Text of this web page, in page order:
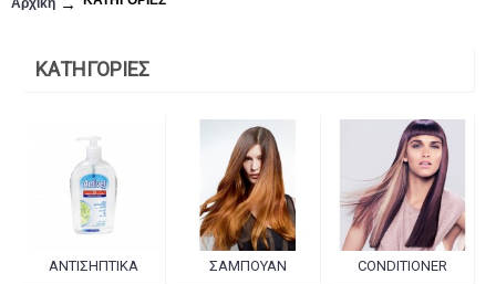
ΚΑΤΗΓΟΡΙΕΣ
ΑΝΤΙΣΗΠΤΙΚΑ ΣΑΜΠΟΥΑΝ CONDITIONER